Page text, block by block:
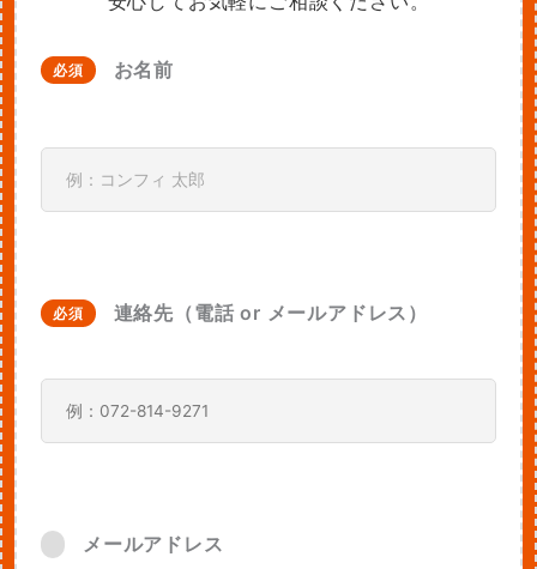
必須 お名前
必須 連絡先（電話 or メールアドレス）
メールアドレス